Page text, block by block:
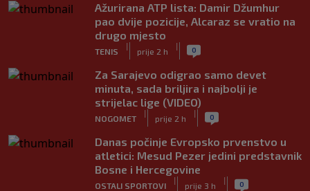
Ažurirana ATP lista: Damir Džumhur
pao dvije pozicije, Alcaraz se vratio na
drugo mjesto
TENIS
|
prije 2 h
| 0
Za Sarajevo odigrao samo devet
minuta, sada briljira i najbolji je
strijelac lige (VIDEO)
NOGOMET
|
prije 2 h
| 0
Danas počinje Evropsko prvenstvo u
atletici: Mesud Pezer jedini predstavnik
Bosne i Hercegovine
OSTALI SPORTOVI
|
prije 3 h
| 0